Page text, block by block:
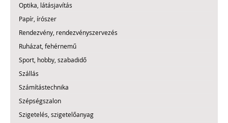
Optika, látásjavítás
Papír, írószer
Rendezvény, rendezvényszervezés
Ruházat, fehérnemű
Sport, hobby, szabadidő
Szállás
Számítástechnika
Szépségszalon
Szigetelés, szigetelőanyag